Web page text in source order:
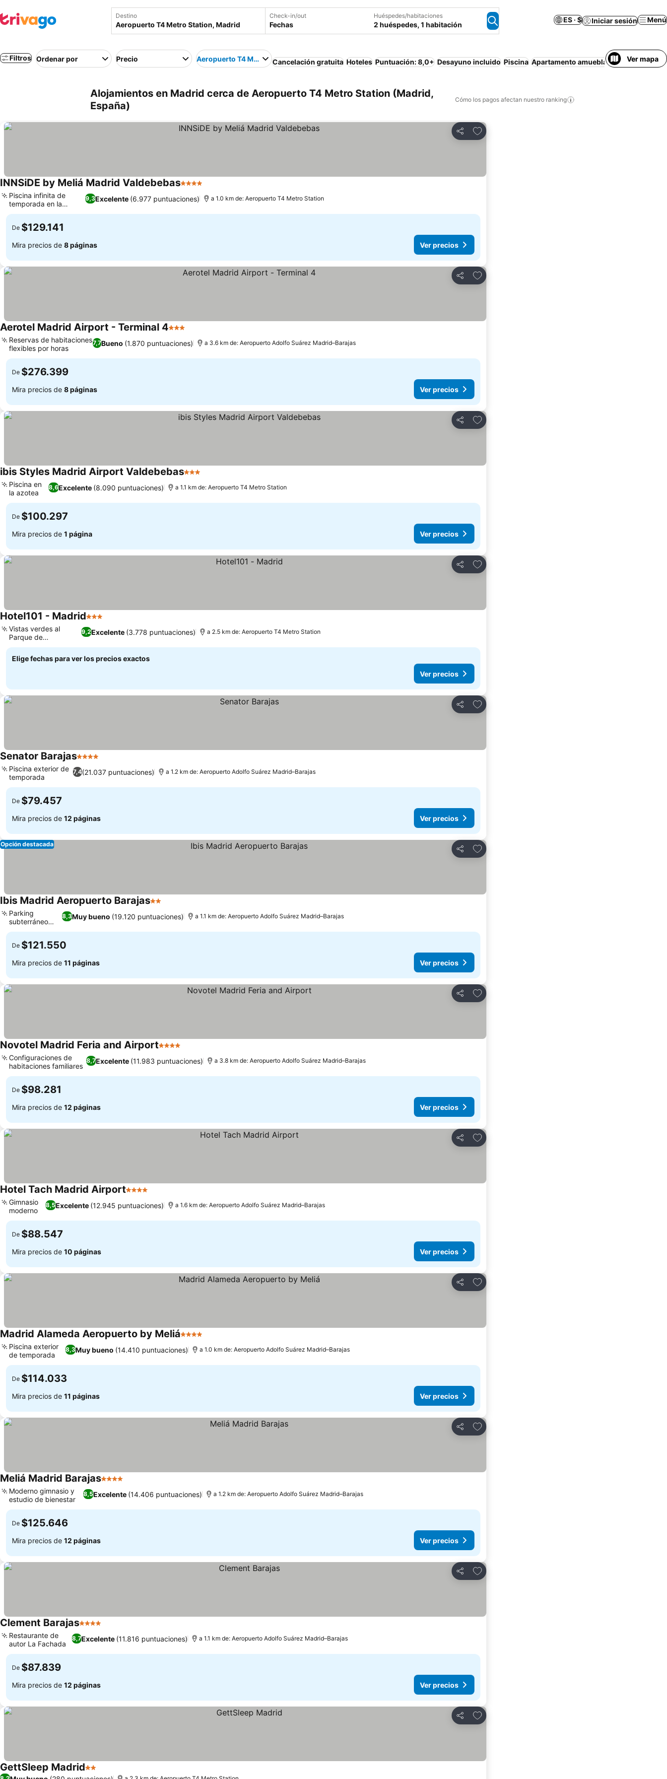
Destino Check-in/out
Fechas
Huéspedes/habitaciones
2 huéspedes, 1 habitación
ES · $ Iniciar sesión Menú
Filtros Ordenar por Precio Aeropuerto T4 Metro StationCancelación gratuita Hoteles Puntuación: 8,0+ Desayuno incluido Piscina Apartamento amueblado AireVer mapa
Alojamientos en Madrid cerca de Aeropuerto T4 Metro Station (Madrid,
España)
Cómo los pagos afectan nuestro ranking
Compartir
Agregar a favoritos
INNSiDE by Meliá Madrid Valdebebas4 Estrellas
9,3Excelente (6.977 puntuaciones)
Piscina infinita de
temporada en la
azotea
a 1.0 km de: Aeropuerto T4 Metro Station
De $129.141
Mira precios de 8 páginas Ver precios
Compartir
Agregar a favoritos
Aerotel Madrid Airport - Terminal 43 Estrellas
7,7Bueno (1.870 puntuaciones)
Reservas de habitaciones
flexibles por horas
a 3.6 km de: Aeropuerto Adolfo Suárez Madrid–Barajas
De $276.399
Mira precios de 8 páginas Ver precios
Compartir
Agregar a favoritos
ibis Styles Madrid Airport Valdebebas3 Estrellas
8,6Excelente (8.090 puntuaciones)
Piscina en
la azotea
a 1.1 km de: Aeropuerto T4 Metro Station
De $100.297
Mira precios de 1 página Ver precios
Compartir
Agregar a favoritos
Hotel101 - Madrid3 Estrellas
9,2Excelente (3.778 puntuaciones)
Vistas verdes al
Parque de
Valdebebas
a 2.5 km de: Aeropuerto T4 Metro Station
Elige fechas para ver los precios exactos
Ver precios
Compartir
Agregar a favoritos
Senator Barajas4 Estrellas
7,4(21.037 puntuaciones)
Piscina exterior de
temporada
a 1.2 km de: Aeropuerto Adolfo Suárez Madrid–Barajas
De $79.457
Mira precios de 12 páginas Ver precios
Compartir
Agregar a favoritos
Opción destacada
Ibis Madrid Aeropuerto Barajas2 Estrellas
8,3Muy bueno (19.120 puntuaciones)
Parking
subterráneo
seguro
a 1.1 km de: Aeropuerto Adolfo Suárez Madrid–Barajas
De $121.550
Mira precios de 11 páginas Ver precios
Compartir
Agregar a favoritos
Novotel Madrid Feria and Airport4 Estrellas
8,7Excelente (11.983 puntuaciones)
Configuraciones de
habitaciones familiares
a 3.8 km de: Aeropuerto Adolfo Suárez Madrid–Barajas
De $98.281
Mira precios de 12 páginas Ver precios
Compartir
Agregar a favoritos
Hotel Tach Madrid Airport4 Estrellas
8,5Excelente (12.945 puntuaciones)
Gimnasio
moderno
a 1.6 km de: Aeropuerto Adolfo Suárez Madrid–Barajas
De $88.547
Mira precios de 10 páginas Ver precios
Compartir
Agregar a favoritos
Madrid Alameda Aeropuerto by Meliá4 Estrellas
8,3Muy bueno (14.410 puntuaciones)
Piscina exterior
de temporada
a 1.0 km de: Aeropuerto Adolfo Suárez Madrid–Barajas
De $114.033
Mira precios de 11 páginas Ver precios
Compartir
Agregar a favoritos
Meliá Madrid Barajas4 Estrellas
8,5Excelente (14.406 puntuaciones)
Moderno gimnasio y
estudio de bienestar
a 1.2 km de: Aeropuerto Adolfo Suárez Madrid–Barajas
De $125.646
Mira precios de 12 páginas Ver precios
Compartir
Agregar a favoritos
Clement Barajas4 Estrellas
8,7Excelente (11.816 puntuaciones)
Restaurante de
autor La Fachada
a 1.1 km de: Aeropuerto Adolfo Suárez Madrid–Barajas
De $87.839
Mira precios de 12 páginas Ver precios
Compartir
Agregar a favoritos
GettSleep Madrid2 Estrellas